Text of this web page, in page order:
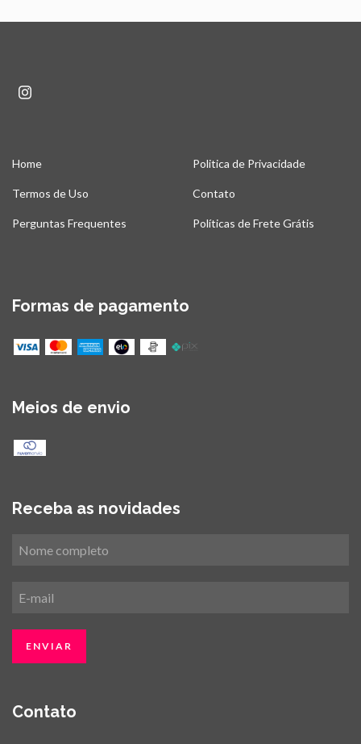
Home Politica de Privacidade
Termos de Uso Contato
Perguntas Frequentes Políticas de Frete Grátis
Formas de pagamento
Meios de envio
Receba as novidades
Contato